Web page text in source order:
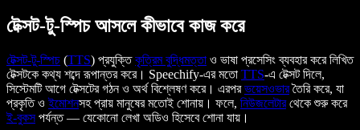
টেক্সট-টু-স্পিচ আসলে কীভাবে কাজ করে
টেক্সট-টু-স্পিচ (TTS) প্রযুক্তিকৃত্রিম বুদ্ধিমত্তা ও ভাষা প্রসেসিং ব্যবহার করে লিখিত
টেক্সটকে কথ্য শব্দে রূপান্তর করে। Speechify-এর মতো TTS-এ টেক্সট দিলে,
সিস্টেমটি আগে টেক্সটের গঠন ও অর্থ বিশ্লেষণ করে। এরপরভয়েসওভারতৈরি করে, যা
প্রকৃতি ওইমোশনসহ প্রায় মানুষের মতোই শোনায়। ফলে, নিউজলেটারথেকে শুরু করে
ই-বুকসপর্যন্ত — যেকোনো লেখা অডিও হিসেবে শোনা যায়।